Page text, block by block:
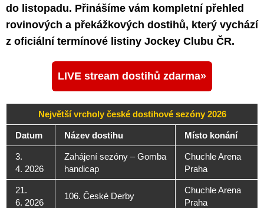
do listopadu. Přinášíme vám kompletní přehled
rovinových a překážkových dostihů, který vychází
z oficiální termínové listiny Jockey Clubu ČR.
LIVE stream dostihů zdarma
Největší vrcholy české dostihové sezóny 2026
Datum Název dostihu Místo konání
3.
4. 2026
Zahájení sezóny – Gomba
handicap
Chuchle Arena
Praha
21.
6. 2026
106. České Derby
Chuchle Arena
Praha